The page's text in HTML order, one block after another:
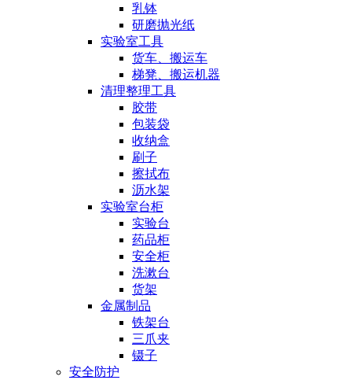
乳钵
研磨抛光纸
实验室工具
货车、搬运车
梯凳、搬运机器
清理整理工具
胶带
包装袋
收纳盒
刷子
擦拭布
沥水架
实验室台柜
实验台
药品柜
安全柜
洗漱台
货架
金属制品
铁架台
三爪夹
镊子
安全防护